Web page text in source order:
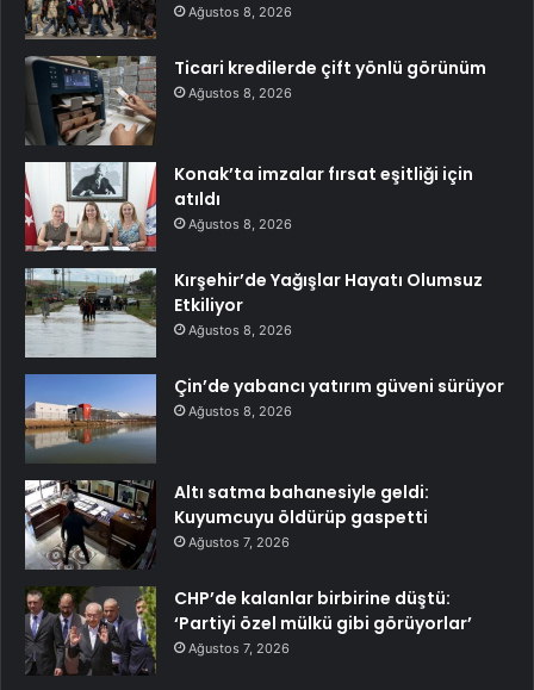
Ağustos 8, 2026
Ticari kredilerde çift yönlü görünüm
Ağustos 8, 2026
Konak’ta imzalar fırsat eşitliği için
atıldı
Ağustos 8, 2026
Kırşehir’de Yağışlar Hayatı Olumsuz
Etkiliyor
Ağustos 8, 2026
Çin’de yabancı yatırım güveni sürüyor
Ağustos 8, 2026
Altı satma bahanesiyle geldi:
Kuyumcuyu öldürüp gaspetti
Ağustos 7, 2026
CHP’de kalanlar birbirine düştü:
‘Partiyi özel mülkü gibi görüyorlar’
Ağustos 7, 2026